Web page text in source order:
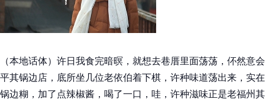
（本地话体）许日我食完暗暝，就想去巷厝里面荡荡，伓然意
平其锅边店，底所坐几位老依伯着下棋，许种味道荡出来，实
锅边糊，加了点辣椒酱，喝了一口，哇，许种滋味正是老福州